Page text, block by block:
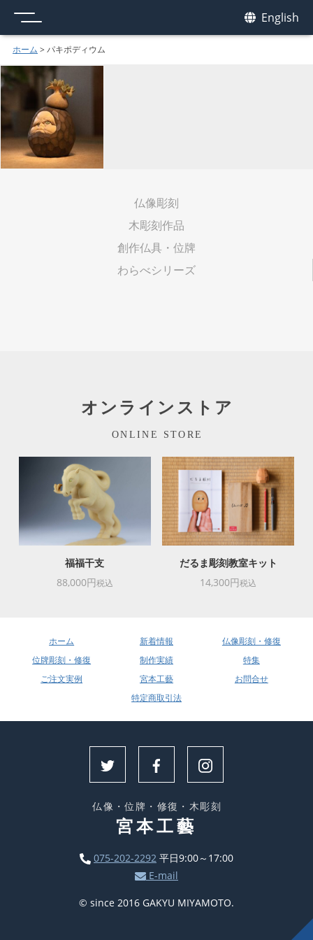
English
ホーム > パキポディウム
仏像彫刻
木彫刻作品
創作仏具・位牌
わらべシリーズ
オンラインストア
ONLINE STORE
福福干支
88,000円税込
だるま彫刻教室キット
14,300円税込
ホーム 新着情報
仏像彫刻・修復
位牌彫刻・修復
制作実績
特集
ご注文実例
宮本工藝
お問合せ
特定商取引法
仏像・位牌・修復・木彫刻
宮本工藝
075-202-2292 平日9:00～17:00
E-mail
© since 2016 GAKYU MIYAMOTO.